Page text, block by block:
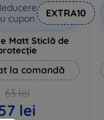
cupon
EXTRA10
Matt Sticlă de
la comandă
63 lei
lei